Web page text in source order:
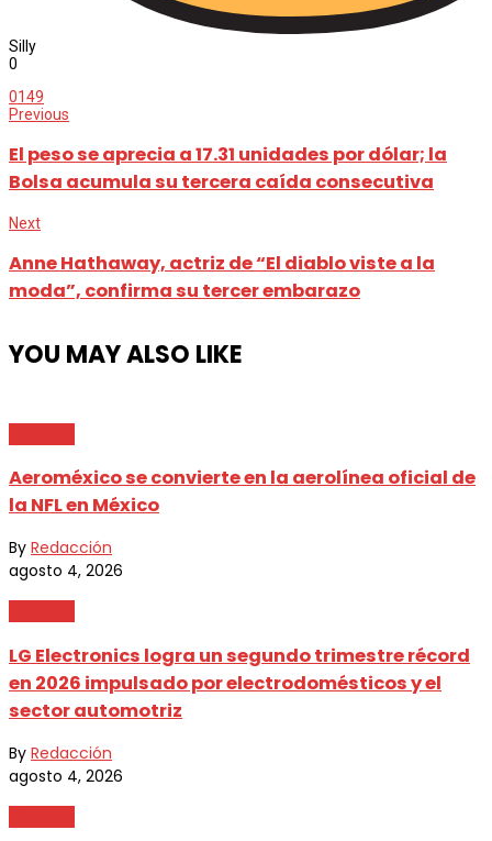
Silly
0
0149
Previous
El peso se aprecia a 17.31 unidades por dólar; la
Bolsa acumula su tercera caída consecutiva
Next
Anne Hathaway, actriz de “El diablo viste a la
moda”, confirma su tercer embarazo
YOU MAY ALSO LIKE
Aeroméxico se convierte en la aerolínea oficial de
la NFL en México
By Redacción
agosto 4, 2026
LG Electronics logra un segundo trimestre récord
en 2026 impulsado por electrodomésticos y el
sector automotriz
By Redacción
agosto 4, 2026